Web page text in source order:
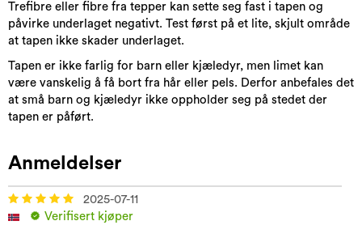
Trefibre eller fibre fra tepper kan sette seg fast i tapen og
påvirke underlaget negativt. Test først på et lite, skjult område
at tapen ikke skader underlaget.
Tapen er ikke farlig for barn eller kjæledyr, men limet kan
være vanskelig å få bort fra hår eller pels. Derfor anbefales det
at små barn og kjæledyr ikke oppholder seg på stedet der
tapen er påført.
Anmeldelser
2025-07-11
Verifisert kjøper